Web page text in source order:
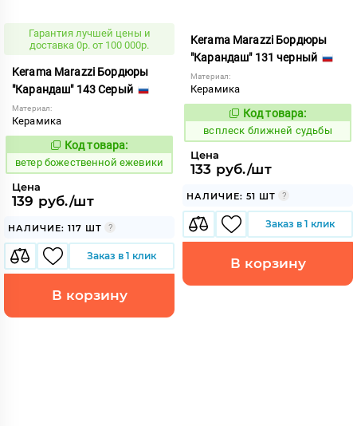
Гарантия лучшей цены и
доставка 0р. от 100 000р.
Kerama Marazzi Бордюры
"Карандаш" 143 Серый
Материал:
Керамика
110149
Код товара:
ветер божественной ежевики
Цена
139 руб./шт
НАЛИЧИЕ: 117 ШТ
Заказ в 1 клик
В корзину
Kerama Marazzi Бордюры
"Карандаш" 131 черный
Материал:
Керамика
235099
Код товара:
всплеск ближней судьбы
Цена
133 руб./шт
НАЛИЧИЕ: 51 ШТ
Заказ в 1 клик
В корзину